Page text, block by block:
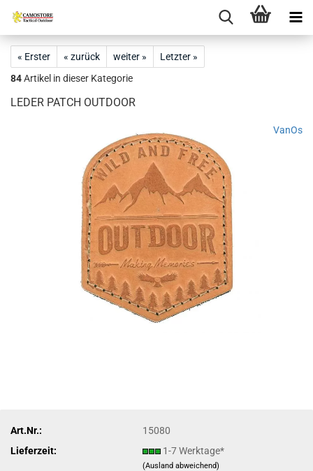
« Erster « zurück weiter »
Letzter »
84Artikel in dieser Kategorie
LEDER PATCH OUTDOOR
VanOs
Art.Nr.:
15080
Lieferzeit:
1-7 Werktage*
(Ausland abweichend)